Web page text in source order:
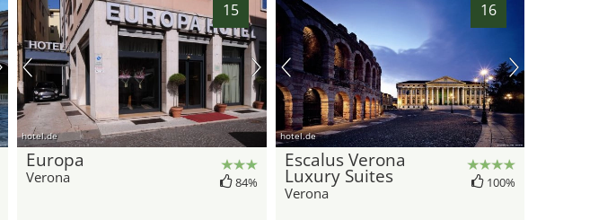
15
hotel.de
Europa
Verona 84%
16
hotel.de
Escalus Verona
Luxury Suites
Verona
100%